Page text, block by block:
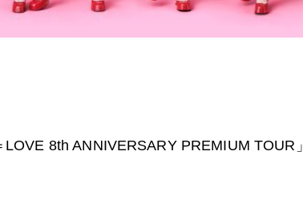
8th ANNIVERSARY PREMIUM TOUR」